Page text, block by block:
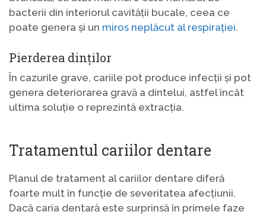
bacterii din interiorul cavității bucale, ceea ce
poate genera și un miros neplăcut al respirației.
Pierderea dinților
În cazurile grave, cariile pot produce infecții și pot
genera deteriorarea gravă a dintelui, astfel încât
ultima soluție o reprezintă extracția.
Tratamentul cariilor dentare
Planul de tratament al cariilor dentare diferă
foarte mult în funcție de severitatea afecțiunii.
Dacă caria dentară este surprinsă în primele faze